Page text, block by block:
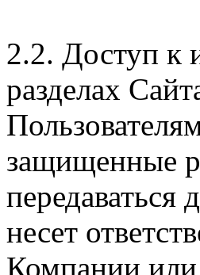
2.2. Доступ к
разделах
защищенные
несет
Компании или